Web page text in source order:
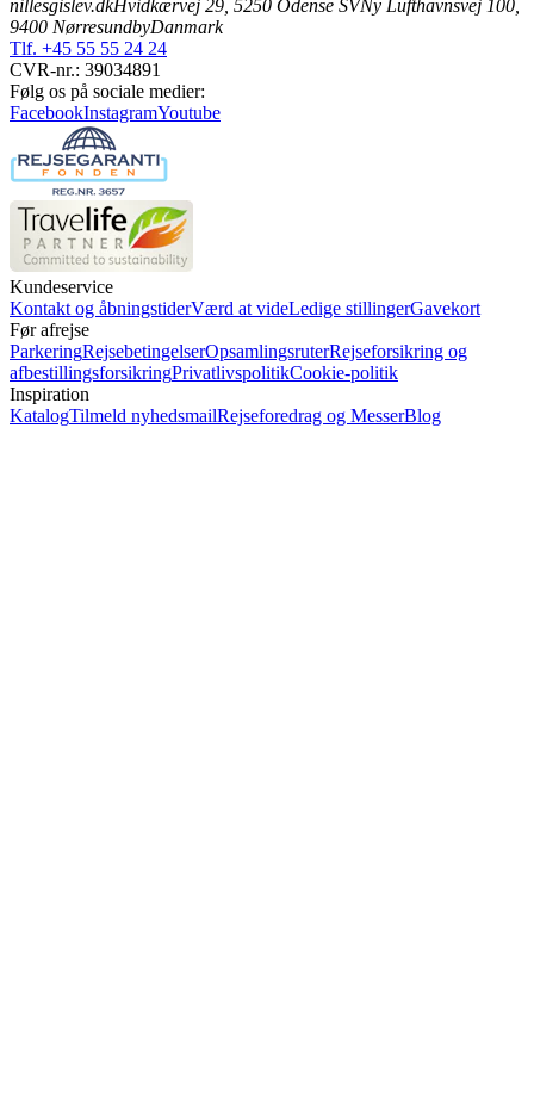
nillesgislev.dkHvidkærvej 29, 5250 Odense SVNy Lufthavnsvej 100,
9400 NørresundbyDanmark
Tlf. +45 55 55 24 24
CVR-nr.: 39034891
Følg os på sociale medier:
FacebookInstagramYoutube
Kundeservice
Kontakt og åbningstiderVærd at videLedige stillingerGavekort
Før afrejse
ParkeringRejsebetingelserOpsamlingsruterRejseforsikring og
afbestillingsforsikringPrivatlivspolitikCookie-politik
Inspiration
KatalogTilmeld nyhedsmailRejseforedrag og MesserBlog